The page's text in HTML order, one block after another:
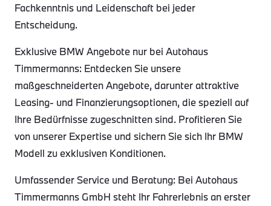
Fachkenntnis und Leidenschaft bei jeder
Entscheidung.
Exklusive BMW Angebote nur bei Autohaus
Timmermanns: Entdecken Sie unsere
maßgeschneiderten Angebote, darunter attraktive
Leasing- und Finanzierungsoptionen, die speziell auf
Ihre Bedürfnisse zugeschnitten sind. Profitieren Sie
von unserer Expertise und sichern Sie sich Ihr BMW
Modell zu exklusiven Konditionen.
Umfassender Service und Beratung: Bei Autohaus
Timmermanns GmbH steht Ihr Fahrerlebnis an erster